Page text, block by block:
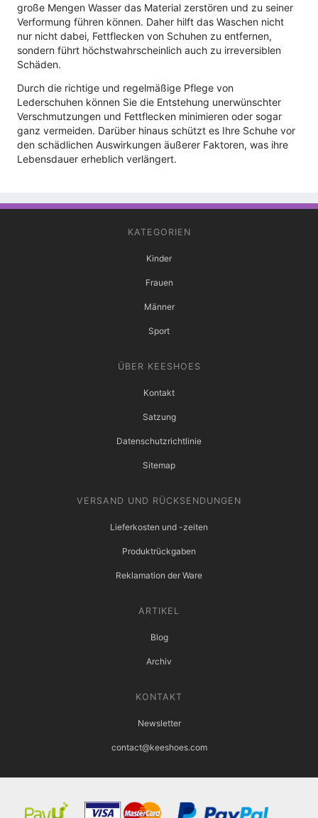
große Mengen Wasser das Material zerstören und zu seiner
Verformung führen können. Daher hilft das Waschen nicht
nur nicht dabei, Fettflecken von Schuhen zu entfernen,
sondern führt höchstwahrscheinlich auch zu irreversiblen
Schäden.
Durch die richtige und regelmäßige Pflege von
Lederschuhen können Sie die Entstehung unerwünschter
Verschmutzungen und Fettflecken minimieren oder sogar
ganz vermeiden. Darüber hinaus schützt es Ihre Schuhe vor
den schädlichen Auswirkungen äußerer Faktoren, was ihre
Lebensdauer erheblich verlängert.
KATEGORIEN
Kinder
Frauen
Männer
Sport
ÜBER KEESHOES
Kontakt
Satzung
Datenschutzrichtlinie
Sitemap
VERSAND UND RÜCKSENDUNGEN
Lieferkosten und -zeiten
Produktrückgaben
Reklamation der Ware
ARTIKEL
Blog
Archiv
KONTAKT
Newsletter
contact@keeshoes.com